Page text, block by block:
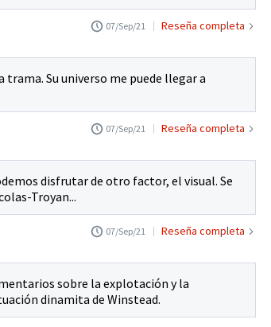
07/Sep/21 Reseña completa
Su universo me puede llegar a
07/Sep/21 Reseña completa
disfrutar de otro factor, el visual. Se
Troyan...
07/Sep/21 Reseña completa
sobre la explotación y la
dinamita de Winstead.